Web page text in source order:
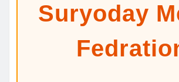
Suryoday